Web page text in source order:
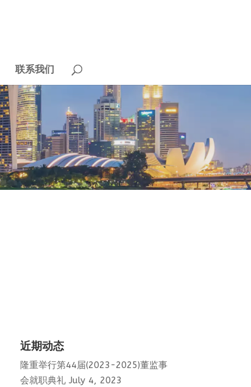
联系我们
近期动态
隆重举行第44届(2023-2025)董监事
会就职典礼 July 4, 2023